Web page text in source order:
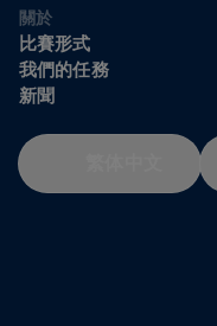
關於
比賽形式
我們的任務
新聞